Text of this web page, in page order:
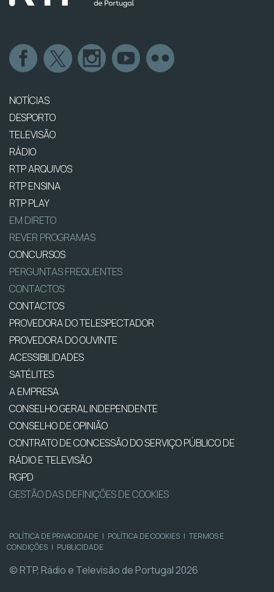
NOTÍCIAS
DESPORTO
TELEVISÃO
RÁDIO
RTP ARQUIVOS
RTP ENSINA
RTP PLAY
EM DIRETO
REVER PROGRAMAS
CONCURSOS
PERGUNTAS FREQUENTES
CONTACTOS
CONTACTOS
PROVEDORA DO TELESPECTADOR
PROVEDORA DO OUVINTE
ACESSIBILIDADES
SATÉLITES
A EMPRESA
CONSELHO GERAL INDEPENDENTE
CONSELHO DE OPINIÃO
CONTRATO DE CONCESSÃO DO SERVIÇO PÚBLICO DE
RÁDIO E TELEVISÃO
RGPD
GESTÃO DAS DEFINIÇÕES DE COOKIES
POLÍTICA DE PRIVACIDADE | POLÍTICA DE COOKIES | TERMOS E
CONDIÇÕES | PUBLICIDADE
© RTP, Rádio e Televisão de Portugal 2026